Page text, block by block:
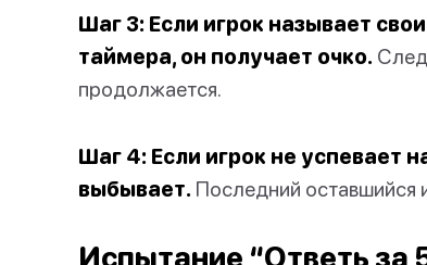
Шаг 3: Если игрок называет
таймера, он получает очко.
продолжается.
Шаг 4: Если игрок не успевает
выбывает. Последний оставшийся
Испытание “Ответь за